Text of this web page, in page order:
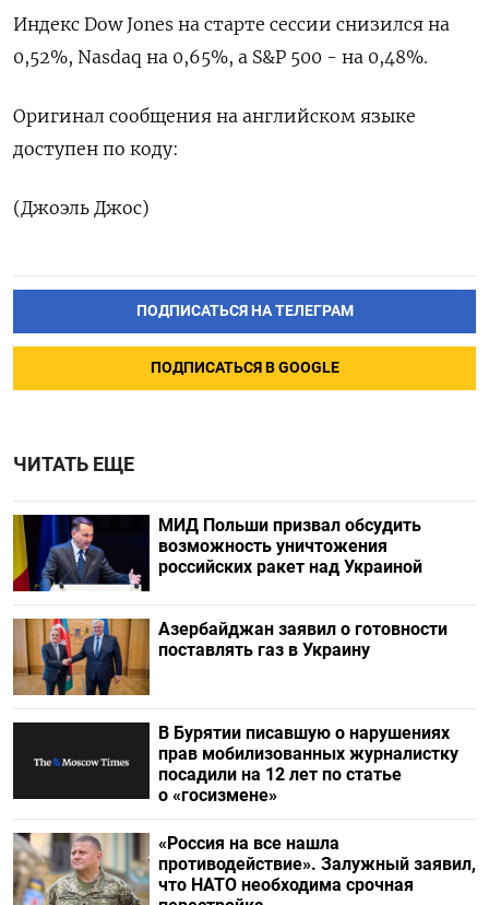
Индекс ​Dow ​Jones ‌на старте ​сессии снизился на
0,52%, Nasdaq на 0,65%, а S&P ​500 - ⁠на 0,48%.
Оригинал сообщения ‌на ‌английском языке
доступен ​по коду:
(Джоэль ‌Джос)
ПОДПИСАТЬСЯ НА ТЕЛЕГРАМ
ПОДПИСАТЬСЯ В GOOGLE
ЧИТАТЬ ЕЩЕ
МИД Польши призвал обсудить
возможность уничтожения
российских ракет над Украиной
Азербайджан заявил о готовности
поставлять газ в Украину
В Бурятии писавшую о нарушениях
прав мобилизованных журналистку
посадили на 12 лет по статье
о «госизмене»
«Россия на все нашла
противодействие». Залужный заявил,
что НАТО необходима срочная